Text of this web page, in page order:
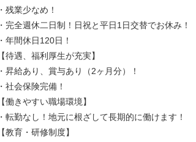
・残業少なめ！
・完全週休二日制！日祝と平日1日交替でお休み！
・年間休日120日！
【待遇、福利厚生が充実】
・昇給あり、賞与あり（2ヶ月分）！
・社会保険完備！
【働きやすい職場環境】
・転勤なし！地元に根ざして長期的に働けます！
【教育・研修制度】